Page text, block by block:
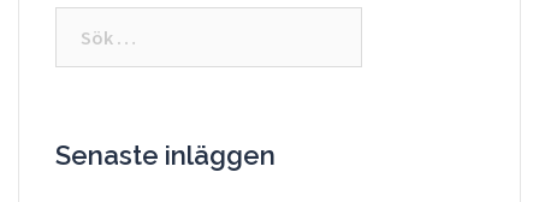
Senaste inläggen